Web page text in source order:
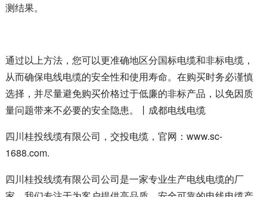
测结果。
通过以上方法，您可以更准确地区分国标电缆和非标电缆，
从而确保电线电缆的安全性和使用寿命。在购买时务必谨慎
选择，并尽量避免购买价格过于低廉的非标产品，以免因质
量问题带来不必要的安全隐患。
丨 成都电线电缆
四川桂投线缆有限公司，交投电缆，官网： www.sc-
1688.com.
四川桂投线缆有限公司公司是一家专业生产电线电缆的厂